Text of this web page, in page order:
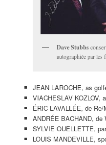
Dave Stubbs
autographiée par les
JEAN LAROCHE, as
VIACHESLAV KOZLOV,
ÉRIC LAVALLÉE, de
ANDRÉE BACHAND, de
SYLVIE OUELLETTE,
LOUIS MANDEVILLE,